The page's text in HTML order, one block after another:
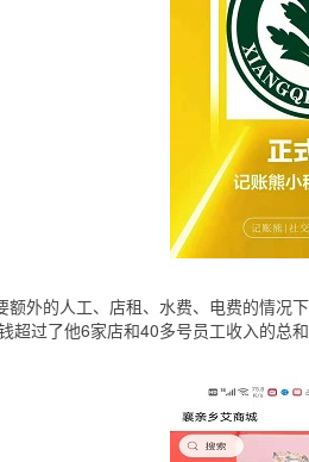
额外的人工、店租、水费、电费的情况
超过了他6家店和40多号员工收入的总和